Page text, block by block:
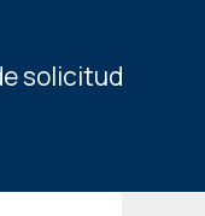
solicitud